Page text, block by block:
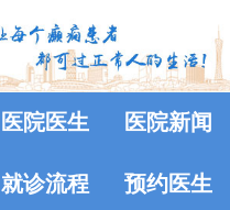
医院医生 医院新闻
就诊流程 预约医生